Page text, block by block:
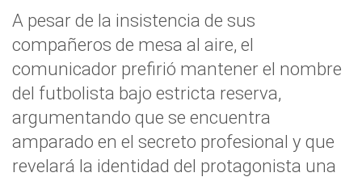
A pesar de la insistencia de sus
compañeros de mesa al aire, el
comunicador prefirió mantener el nombre
del futbolista bajo estricta reserva,
argumentando que se encuentra
amparado en el secreto profesional y que
revelará la identidad del protagonista una